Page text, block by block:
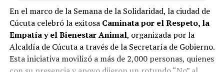
En el marco de la Semana de la Solidaridad, la ciudad de
Cúcuta celebró la exitosa Caminata por el Respeto, la
Empatía y el Bienestar Animal, organizada por la
Alcaldía de Cúcuta a través de la Secretaría de Gobierno.
Esta iniciativa movilizó a más de 2,000 personas, quienes